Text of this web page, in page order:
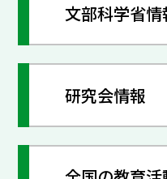
文部科学省情
研究会情報